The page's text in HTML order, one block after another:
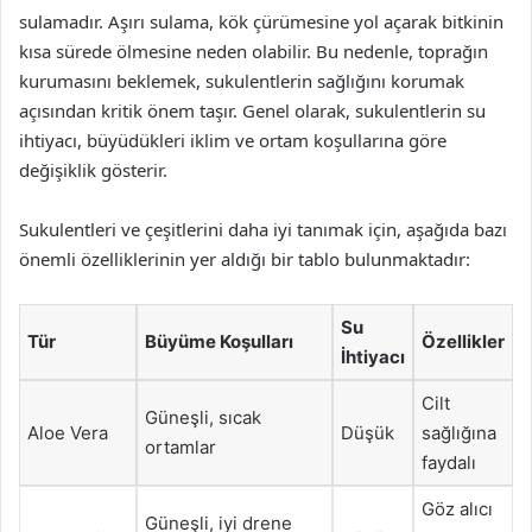
sulamadır. Aşırı sulama, kök çürümesine yol açarak bitkinin
kısa sürede ölmesine neden olabilir. Bu nedenle, toprağın
kurumasını beklemek, sukulentlerin sağlığını korumak
açısından kritik önem taşır. Genel olarak, sukulentlerin su
ihtiyacı, büyüdükleri iklim ve ortam koşullarına göre
değişiklik gösterir.
Sukulentleri ve çeşitlerini daha iyi tanımak için, aşağıda bazı
önemli özelliklerinin yer aldığı bir tablo bulunmaktadır:
Tür Büyüme Koşulları
Su
İhtiyacı
Özellikler
Aloe Vera
Güneşli, sıcak
ortamlar
Düşük
Cilt
sağlığına
faydalı
Güneşli, iyi drene
Göz alıcı